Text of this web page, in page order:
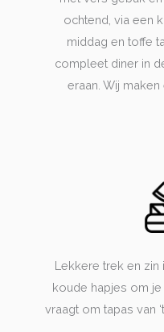
ochtend, via een
middag en toffe
compleet diner in
eraan. Wij
Lekkere trek en
koude hapjes om je
vraagt om tapas van